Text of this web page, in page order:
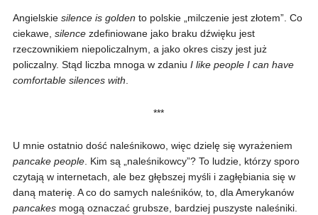
Angielskie silence is golden to polskie „milczenie jest złotem”. Co
ciekawe, silencezdefiniowane jako braku dźwięku jest
rzeczownikiem niepoliczalnym, a jako okres ciszy jest już
policzalny. Stąd liczba mnoga w zdaniu I like people I can have
comfortable silences with.
***
U mnie ostatnio dość naleśnikowo, więc dzielę się wyrażeniem
pancake people. Kim są „naleśnikowcy”? To ludzie, którzy sporo
czytają w internetach, ale bez głębszej myśli i zagłębiania się w
daną materię. A co do samych naleśników, to, dla Amerykanów
pancakesmogą oznaczać grubsze, bardziej puszyste naleśniki.